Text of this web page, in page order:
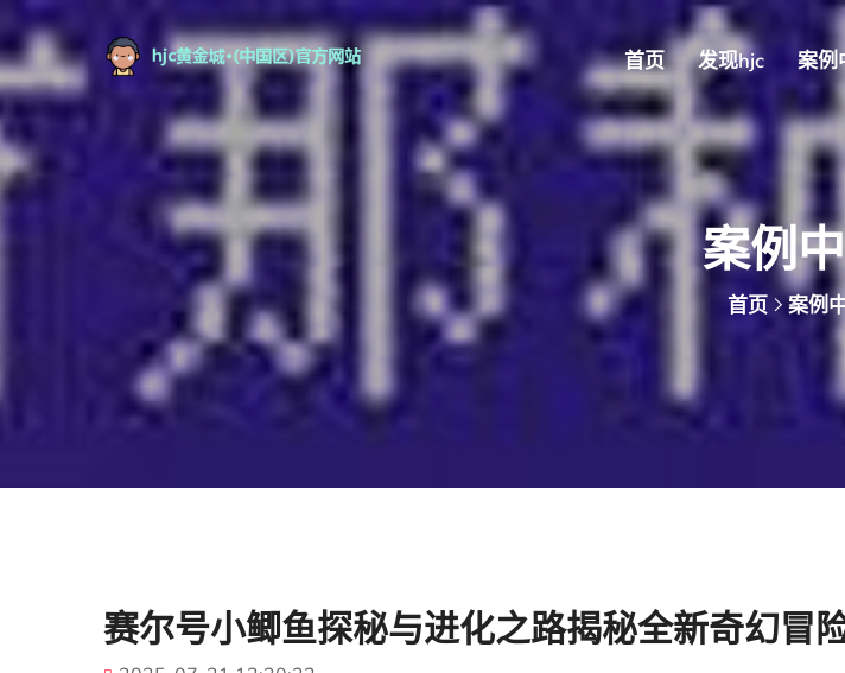
首页 发现hjc 案例
案例
首页 案例
赛尔号小鲫鱼探秘与进化之路揭秘全新奇幻冒